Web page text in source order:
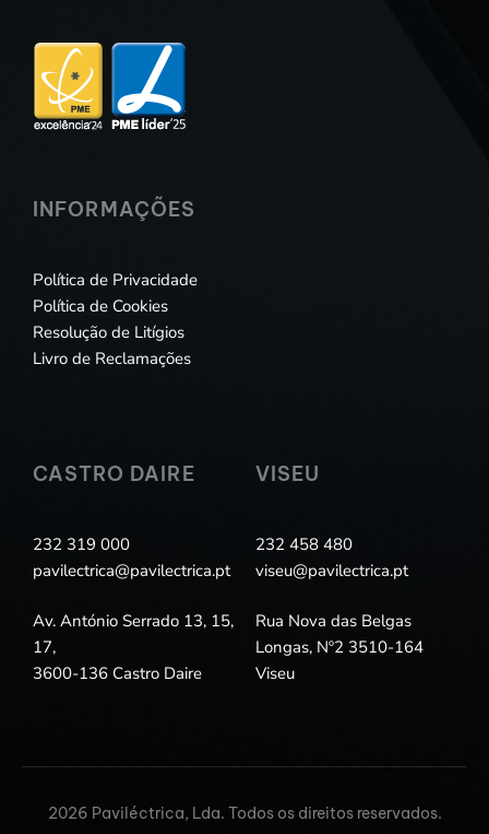
INFORMAÇÕES
Política de Privacidade
Política de Cookies
Resolução de Litígios
Livro de Reclamações
CASTRO DAIRE
232 319 000
pavilectrica@pavilectrica.pt
Av. António Serrado 13, 15,
17,
3600-136 Castro Daire
VISEU
232 458 480
viseu@pavilectrica.pt
Rua Nova das Belgas
Longas, Nº2 3510-164
Viseu
2026 Paviléctrica, Lda. Todos os direitos reservados.